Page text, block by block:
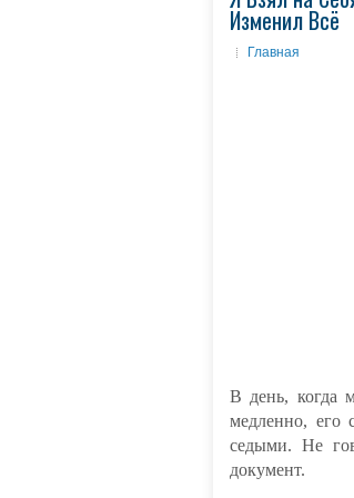
Изменил Всё
Главная
В день, когда
медленно, его
седыми. Не
документ.